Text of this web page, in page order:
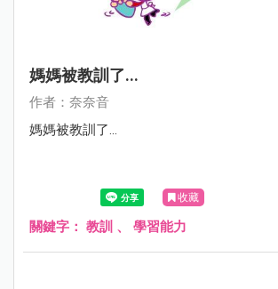
媽媽被教訓了...
作者：奈奈音
媽媽被教訓了...
收藏
關鍵字： 教訓 、 學習能力